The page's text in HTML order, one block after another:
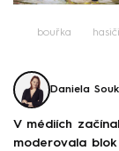
bouřka hasiči
Daniela
V médiích
moderovala